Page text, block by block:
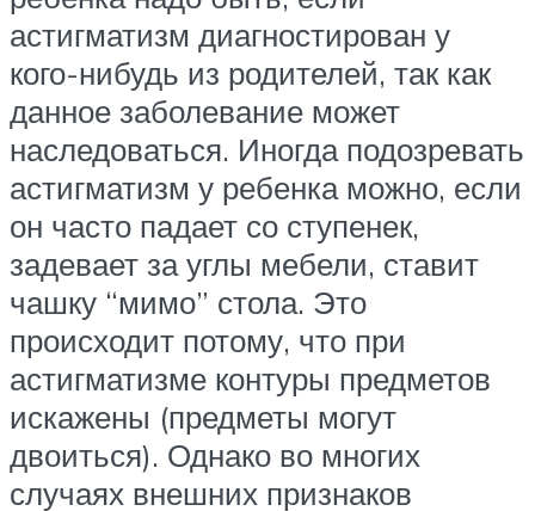
астигматизм диагностирован у
кого-нибудь из родителей, так как
данное заболевание может
наследоваться. Иногда подозревать
астигматизм у ребенка можно, если
он часто падает со ступенек,
задевает за углы мебели, ставит
чашку “мимо” стола. Это
происходит потому, что при
астигматизме контуры предметов
искажены (предметы могут
двоиться). Однако во многих
случаях внешних признаков